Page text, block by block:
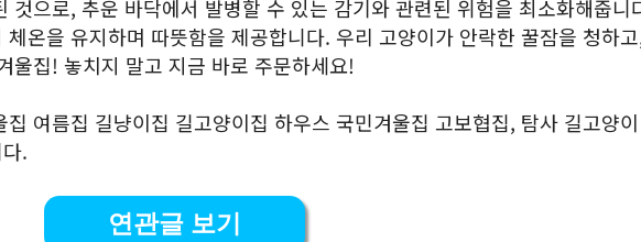
것으로, 추운 바닥에서 발병할 수 있는 감기와 관련된 위험을 최소화해줍니
온을 유지하며 따뜻함을 제공합니다. 우리 고양이가 안락한 꿀잠을 청하
울집! 놓치지 말고 지금 바로 주문하세요!
여름집 길냥이집 길고양이집 하우스 국민겨울집 고보협집, 탐사 길고양
.
연관글 보기